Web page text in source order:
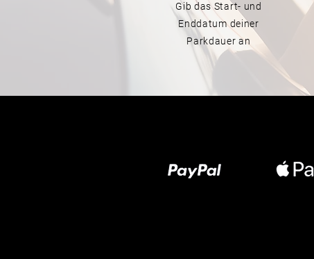
Gib das Start- und
Enddatum deiner
Parkdauer an